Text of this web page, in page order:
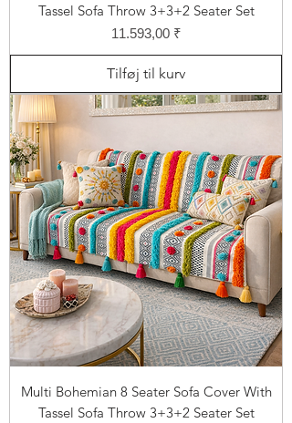
Tassel Sofa Throw 3+3+2 Seater Set
Pris
11.593,00 ₹
Tilføj til kurv
Multi Bohemian 8 Seater Sofa Cover With
Tassel Sofa Throw 3+3+2 Seater Set